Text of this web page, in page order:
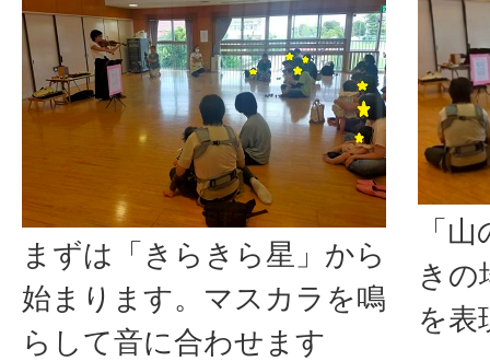
まずは「きらきら星」から
始まります。マスカラを鳴
らして音に合わせます
「
きの
を表